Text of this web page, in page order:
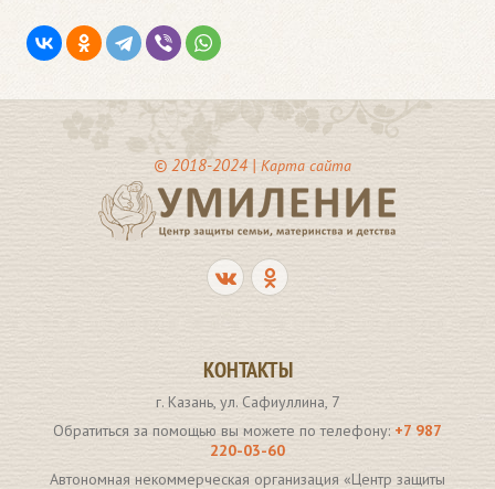
© 2018-2024 | Карта сайта
КОНТАКТЫ
г. Казань, ул. Сафиуллина, 7
Обратиться за помощью вы можете по телефону: +7 987
220-03-60
Автономная некоммерческая организация «Центр защиты